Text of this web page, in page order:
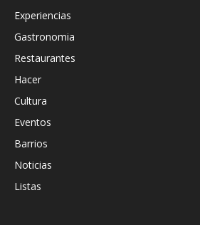
Experiencias
Gastronomia
Restaurantes
Hacer
Cultura
Eventos
Barrios
Noticias
Listas